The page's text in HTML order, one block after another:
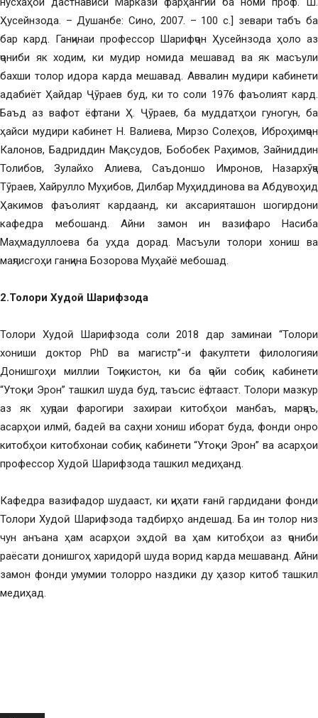
Ҳусейнзода. – Душанбе: Сино, 2007. – 100 с.] зевари табъ ба
бар кард. Ганҷинаи профессор Шарифҷон Ҳусейнзода ҳоло аз
ҷониби як ходим, ки мудир номида мешавад ва як масъули
бахши толор идора карда мешавад. Аввалин мудири кабинети
адабиёт Ҳайдар Ҷӯраев буд, ки то соли 1976 фаъолият кард.
Баъд аз вафот ёфтани Ҳ. Ҷӯраев, ба муддатҳои гуногун, ба
ҳайси мудири кабинет Н. Валиева, Мирзо Солеҳов, Иброҳимҷон
Калонов, Бадриддин Мақсудов, Бобобек Раҳимов, Зайниддин
Толибов, Зулайхо Алиева, Саъдоншо Имронов, Назархӯҷа
Тӯраев, Хайрулло Муҳибов, Дилбар Муҳиддинова ва Абдувоҳид
Ҳакимов фаъолият кардаанд, ки аксарияташон шогирдони
кафедра мебошанд. Айни замон ин вазифаро Насиба
Маҳмадуллоева ба уҳда дорад. Масъули толори хониш ва
маҷлисгоҳи ганҷина Бозорова Муҳайё мебошад.
2.Толори Худоӣ Шарифзода
Толори Худоӣ Шарифзода соли 2018 дар заминаи “Толори
хониши доктор PhD ва магистр”-и факултети филологияи
Донишгоҳи миллии Тоҷикистон, ки ба ҷойи собиқ кабинети
“Утоқи Эрон” ташкил шуда буд, таъсис ёфтааст. Толори мазкур
аз як ҳуҷраи фарогири захираи китобҳои манбаъ, марҷаъ,
асарҳои илмӣ, бадеӣ ва саҳни хониш иборат буда, фонди онро
китобҳои китобхонаи собиқ кабинети “Утоқи Эрон” ва асарҳои
профессор Худоӣ Шарифзода ташкил медиҳанд.
Кафедра вазифадор шудааст, ки ҷиҳати ғанӣ гардидани фонди
Толори Худоӣ Шарифзода тадбирҳо андешад. Ба ин толор низ
чун анъана ҳам асарҳои эҳдоӣ ва ҳам китобҳои аз ҷониби
раёсати донишгоҳ харидорӣ шуда ворид карда мешаванд. Айни
замон фонди умумии толорро наздики ду ҳазор китоб ташкил
медиҳад.